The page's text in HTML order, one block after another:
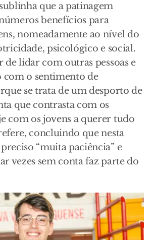
que a patinagem
benefícios para
nomeadamente ao nível do
psicológico e social.
de lidar com outras pessoas e
com o sentimento de
se trata de um desporto de
que contrasta com os
com os jovens a querer tudo
concluindo que nesta
“muita paciência” e
vezes sem conta faz parte do